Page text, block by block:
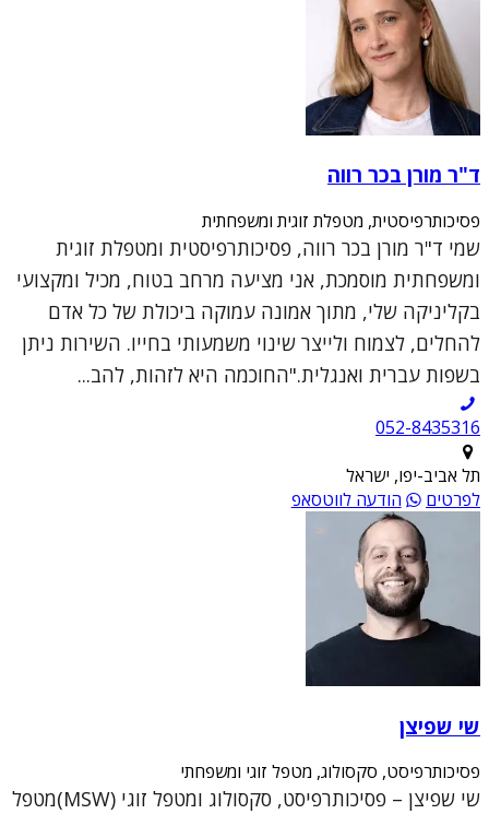
ד"ר מורן בכר רווה
פסיכותרפיסטית, מטפלת זוגית ומשפחתית
שמי ד"ר מורן בכר רווה, פסיכותרפיסטית ומטפלת זוגית
ומשפחתית מוסמכת, אני מציעה מרחב בטוח, מכיל ומקצועי
בקליניקה שלי, מתוך אמונה עמוקה ביכולת של כל אדם
להחלים, לצמוח ולייצר שינוי משמעותי בחייו. השירות ניתן
בשפות עברית ואנגלית."החוכמה היא לזהות, להב...
052-8435316
תל אביב-יפו, ישראל
לפרטים
הודעה לווטסאפ
שי שפיצן
פסיכותרפיסט, סקסולוג, מטפל זוגי ומשפחתי
שי שפיצן – פסיכותרפיסט, סקסולוג ומטפל זוגי (MSW)מטפל